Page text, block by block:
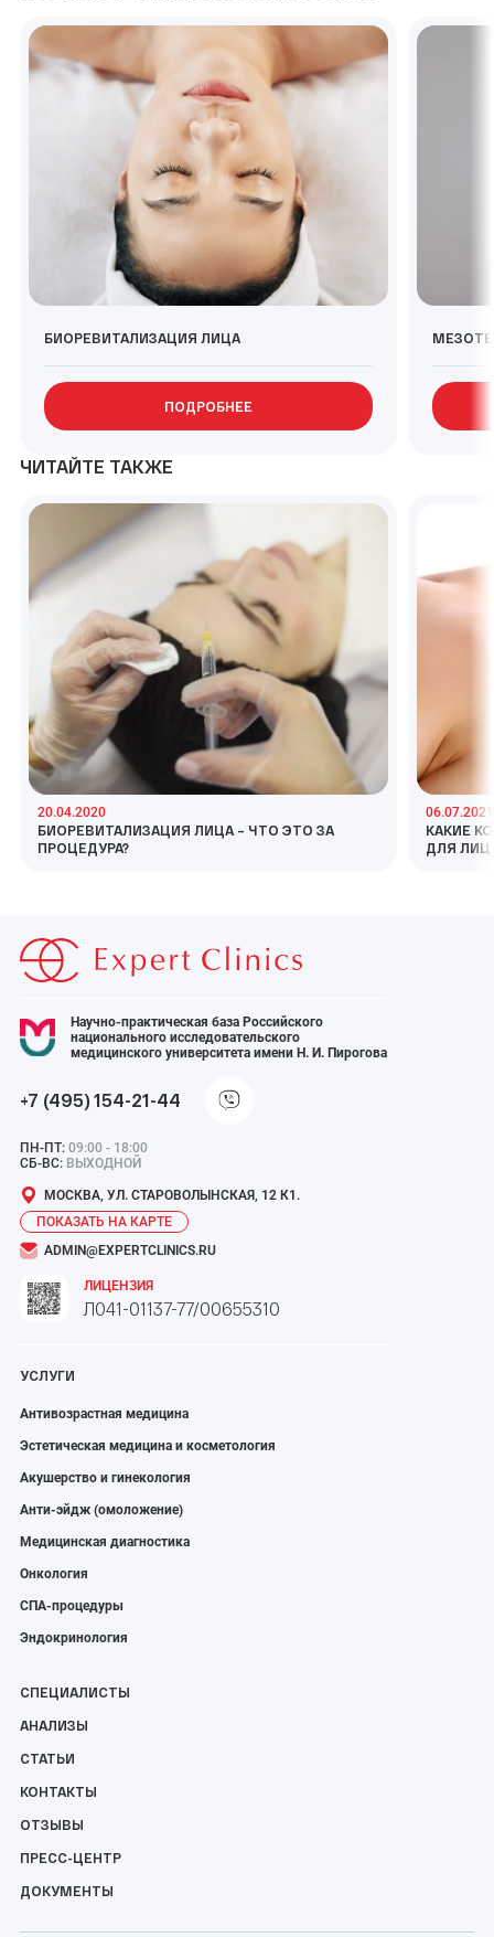
БИОРЕВИТАЛИЗАЦИЯ ЛИЦА
ПОДРОБНЕЕ
ЧИТАЙТЕ ТАКЖЕ
20.04.2020
БИОРЕВИТАЛИЗАЦИЯ ЛИЦА – ЧТО ЭТО ЗА
ПРОЦЕДУРА?
06.07.2021
КАКИЕ
ДЛЯ
Научно-практическая база Российского
национального исследовательского
медицинского университета имени Н. И. Пирогова
+7 (495) 154-21-44
ПН-ПТ: 09:00 - 18:00
СБ-ВС: ВЫХОДНОЙ
МОСКВА, УЛ. СТАРОВОЛЫНСКАЯ, 12 К1.
ПОКАЗАТЬ НА КАРТЕ
ADMIN@EXPERTCLINICS.RU
ЛИЦЕНЗИЯ
Л041-01137-77/00655310
УСЛУГИ
Антивозрастная медицина
Эстетическая медицина и косметология
Акушерство и гинекология
Анти-эйдж (омоложение)
Медицинская диагностика
Онкология
СПА-процедуры
Эндокринология
СПЕЦИАЛИСТЫ
АНАЛИЗЫ
СТАТЬИ
КОНТАКТЫ
ОТЗЫВЫ
ПРЕСС-ЦЕНТР
ДОКУМЕНТЫ